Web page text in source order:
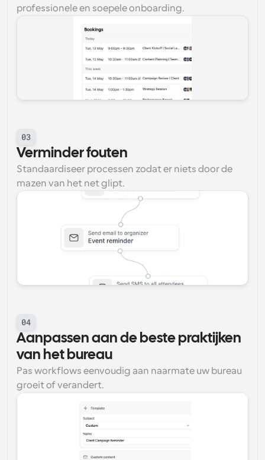
professionele en soepele onboarding.
03
Verminder fouten
Standaardiseer processen zodat er niets door de
mazen van het net glipt.
04
Aanpassen aan de beste praktijken
van het bureau
Pas workflows eenvoudig aan naarmate uw bureau
groeit of verandert.